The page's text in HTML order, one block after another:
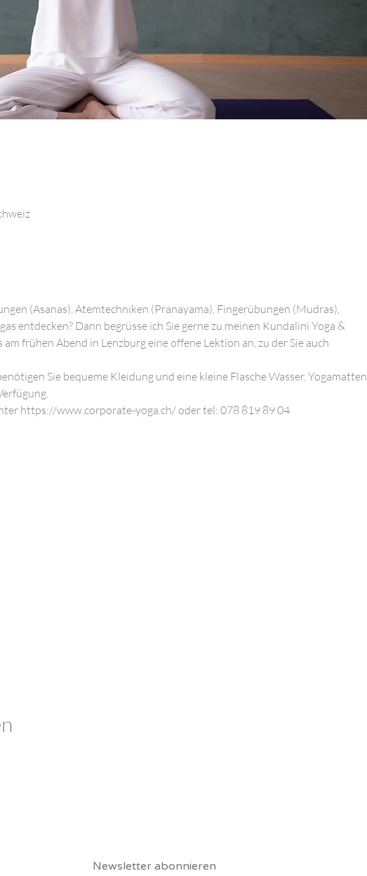
(Asanas), Atemtechniken (Pranayama), Fingerübungen (Mudras),
entdecken? Dann begrüsse ich Sie gerne zu meinen Kundalini Yoga &
frühen Abend in Lenzburg eine offene Lektion an, zu der Sie auch
Sie bequeme Kleidung und eine kleine Flasche Wasser. Yogamatten
https://www.corporate-yoga.ch/ oder tel: 078 819 89 04
Newsletter abonnieren